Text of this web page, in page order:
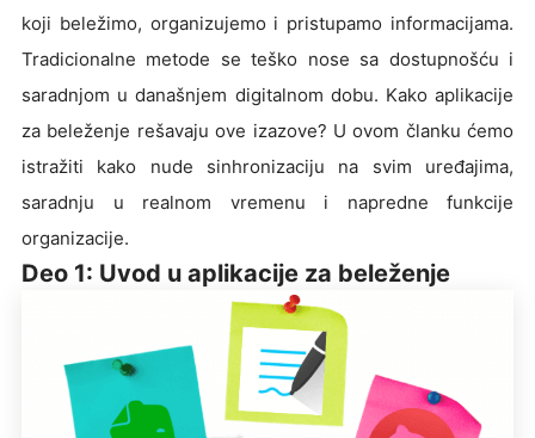
koji beležimo, organizujemo i pristupamo informacijama.
Tradicionalne metode se teško nose sa dostupnošću i
saradnjom u današnjem digitalnom dobu. Kako aplikacije
za beleženje rešavaju ove izazove? U ovom članku ćemo
istražiti kako nude sinhronizaciju na svim uređajima,
saradnju u realnom vremenu i napredne funkcije
organizacije.
Deo 1: Uvod u aplikacije za beleženje